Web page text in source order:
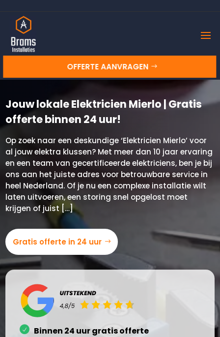
OFFERTE AANVRAGEN
Jouw lokale Elektricien Mierlo | Gratis
offerte binnen 24 uur!
Op zoek naar een deskundige ‘Elektricien Mierlo’ voor
al jouw elektra klussen? Met meer dan 10 jaar ervaring
en een team van gecertificeerde elektriciens, ben je bij
ons aan het juiste adres voor betrouwbare service in
heel Nederland. Of je nu een complexe installatie wilt
laten uitvoeren, een storing snel opgelost moet
krijgen of juist […]
Gratis offerte in 24 uur
Binnen 24 uur gratis offerte